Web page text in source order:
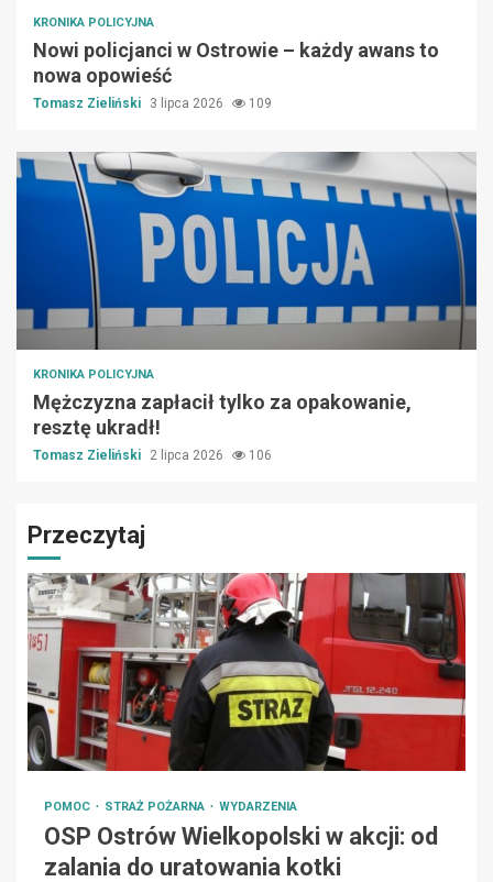
KRONIKA POLICYJNA
Nowi policjanci w Ostrowie – każdy awans to
nowa opowieść
Tomasz Zieliński 3 lipca 2026 109
KRONIKA POLICYJNA
Mężczyzna zapłacił tylko za opakowanie,
resztę ukradł!
Tomasz Zieliński 2 lipca 2026 106
Przeczytaj
POMOC STRAŻ POŻARNA WYDARZENIA
OSP Ostrów Wielkopolski w akcji: od
zalania do uratowania kotki